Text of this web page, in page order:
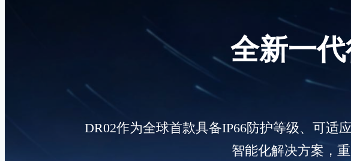
全新一
DR02作为全球首款具备IP66防护等级、可适
智能化解决方案，